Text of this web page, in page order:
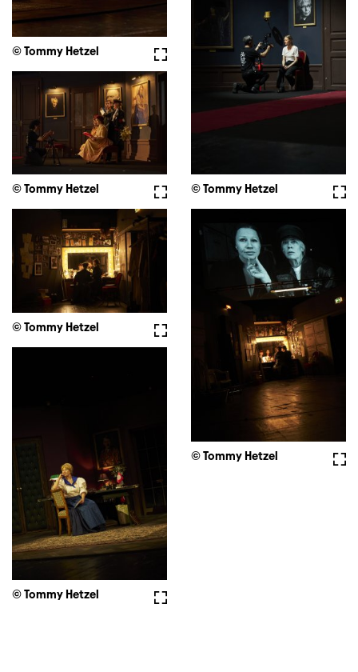
Vollbild
© Tommy Hetzel
© Tommy Hetzel
Vollbild
© Tommy Hetzel
Vollbild
© Tommy Hetzel
© Tommy Hetzel
Vollbild
© Tommy Hetzel